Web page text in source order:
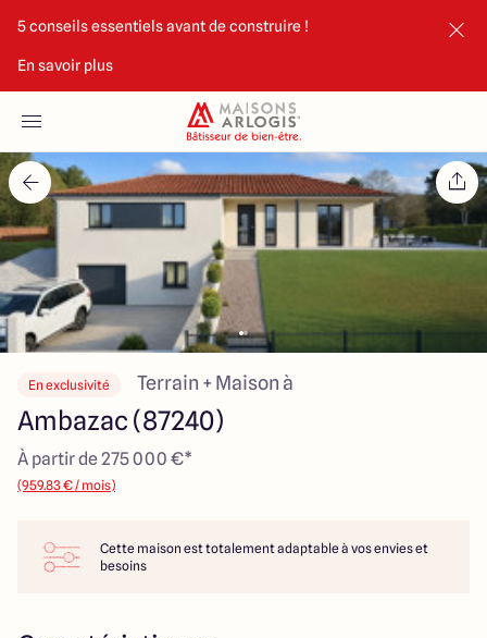
5 conseils essentiels avant de construire !
En savoir plus
Nos maisons
Nos annonces
Votre projet
Qui sommes-nous
Maisons ARLOGIS Limoges
En exclusivité Terrain + Maison à
Ambazac (87240)
À partir de 275 000 €*
(959.83 € / mois)
Cette maison est totalement adaptable à vos envies et
besoins